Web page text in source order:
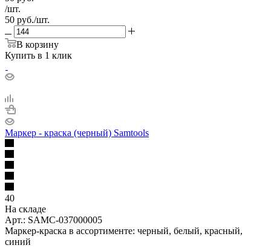
/шт.
50 руб./шт.
В корзину
Купить в 1 клик
Маркер - краска (черный) Samtools
40
На складе
Арт.: SAMC-037000005
Маркер-краска в ассортименте: черный, белый, красный,
синий